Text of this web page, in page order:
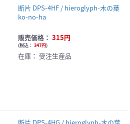
断片 DPS-4HF / hieroglyph-木の葉
ko-no-ha
販売価格： 315円
(税込： 347円)
在庫： 受注生産品